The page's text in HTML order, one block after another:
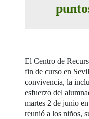
El Centro de
fin de curso en
convivencia, la
esfuerzo del
martes 2 de junio
reunió a los niños,